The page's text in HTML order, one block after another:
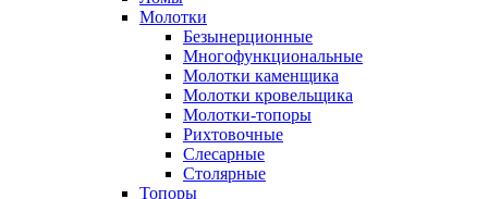
Молотки
Безынерционные
Многофункциональные
Молотки каменщика
Молотки кровельщика
Молотки-топоры
Рихтовочные
Слесарные
Столярные
Топоры